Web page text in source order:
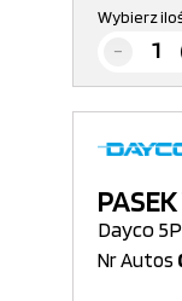
Wybierz
Dayco
Nr Autos